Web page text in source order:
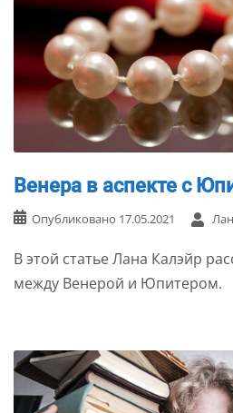
Венера в аспекте с
Опубликовано 17.05.2021
В этой статье Лана Калэйр
между Венерой и Юпитером.